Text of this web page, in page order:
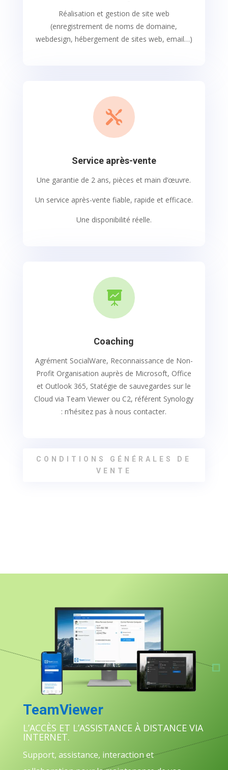
Réalisation et gestion de site web
(enregistrement de noms de domaine,
webdesign, hébergement de sites web, email…)

Service après-vente
Une garantie de 2 ans, pièces et main d’œuvre.
Un service après-vente fiable, rapide et efficace.
Une disponibilité réelle.

Coaching
Agrément SocialWare, Reconnaissance de Non-
Profit Organisation auprès de Microsoft, Office
et Outlook 365, Statégie de sauvegardes sur le
Cloud via Team Viewer ou C2, référent Synology
: n’hésitez pas à nous contacter.
CONDITIONS GÉNÉRALES DE
VENTE
TeamViewer
L’ACCÈS ET L’ASSISTANCE À DISTANCE VIA
INTERNET.
Support, assistance, interaction et